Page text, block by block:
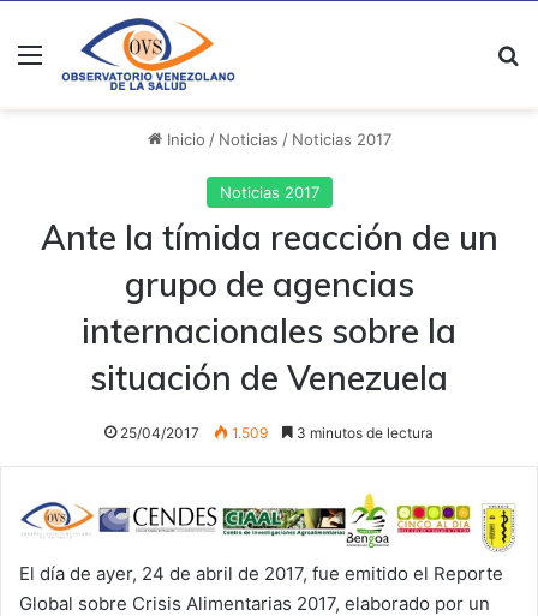
Menú
Inicio / Noticias / Noticias 2017
Noticias 2017
Ante la tímida reacción de un
grupo de agencias
internacionales sobre la
situación de Venezuela
25/04/2017 1.509 3 minutos de lectura
El día de ayer, 24 de abril de 2017, fue emitido el Reporte
Global sobre Crisis Alimentarias 2017, elaborado por un